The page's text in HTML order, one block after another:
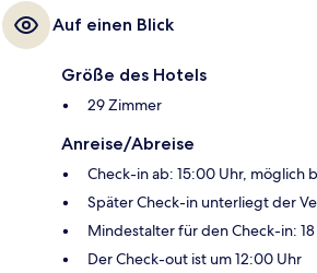
Auf einen Blick
Größe des Hotels
29 Zimmer
Anreise/Abreise
Check-in ab: 15:00 Uhr, möglich
Später Check-in unterliegt der
Mindestalter für den Check-in:
Der Check-out ist um 12:00 Uhr